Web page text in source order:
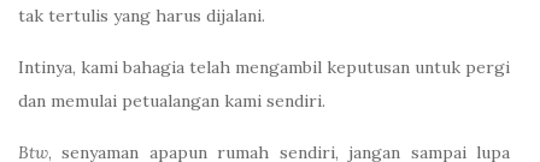
tak tertulis yang harus dijalani.
Intinya, kami bahagia telah mengambil keputusan untuk pergi
dan memulai petualangan kami sendiri.
Btw, senyaman apapun rumah sendiri, jangan sampai lupa